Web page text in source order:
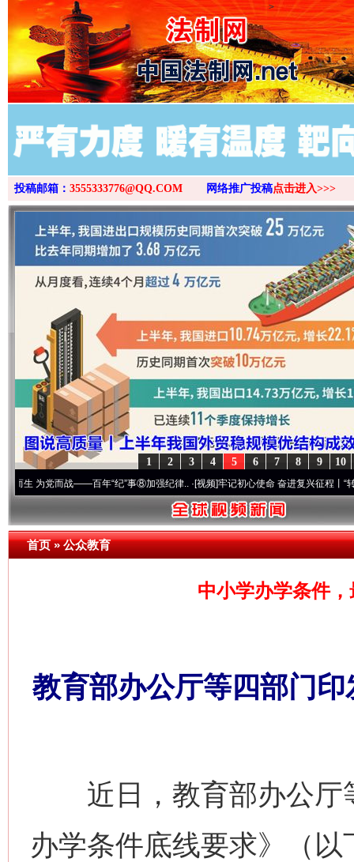
>
投稿邮箱： 3555333776@QQ.COM 网络推广投稿点击进入>>>
10
9
8
7
6
5
4
3
2
1
而战——百年“纪”事⑧加强纪律..·[视频]牢记初心使命 奋进复兴征程丨“转折之城”激
首页»公众教育
中小学办学条件
教育部办公厅等四部门
近日，教育部办公厅
办学条件底线要求》（